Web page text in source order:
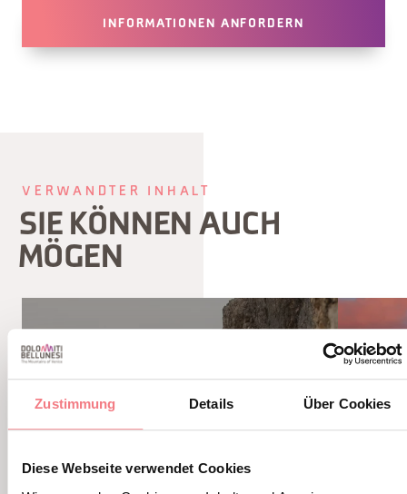
Zustimmung Details Über Cookies
Diese Webseite verwendet Cookies
INFORMATIONEN ANFORDERN
VERWANDTER INHALT
SIE KÖNNEN AUCH
MÖGEN